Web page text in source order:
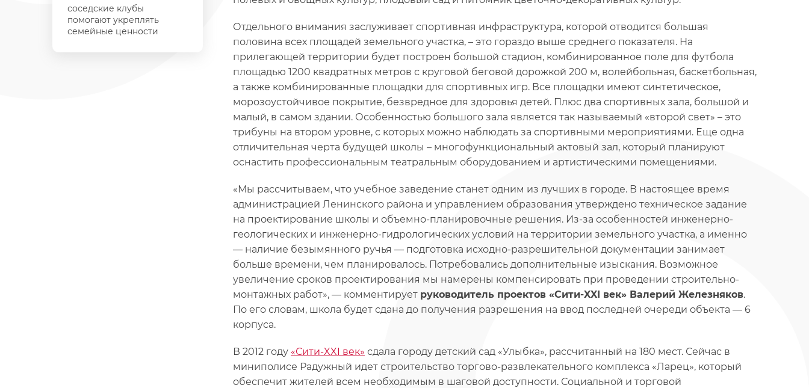
соседские клубы
помогают укреплять
семейные ценности
Отдельного внимания заслуживает спортивная инфраструктура, которой отводится большая
половина всех площадей земельного участка, – это гораздо выше среднего показателя. На
прилегающей территории будет построен большой стадион, комбинированное поле для футбола
площадью 1200 квадратных метров с круговой беговой дорожкой 200 м, волейбольная, баскетбольная,
а также комбинированные площадки для спортивных игр. Все площадки имеют синтетическое,
морозоустойчивое покрытие, безвредное для здоровья детей. Плюс два спортивных зала, большой и
малый, в самом здании. Особенностью большого зала является так называемый «второй свет» – это
трибуны на втором уровне, с которых можно наблюдать за спортивными мероприятиями. Еще одна
отличительная черта будущей школы – многофункциональный актовый зал, который планируют
оснастить профессиональным театральным оборудованием и артистическими помещениями.
«Мы рассчитываем, что учебное заведение станет одним из лучших в городе. В настоящее время
администрацией Ленинского района и управлением образования утверждено техническое задание
на проектирование школы и объемно-планировочные решения. Из-за особенностей инженерно-
геологических и инженерно-гидрологических условий на территории земельного участка, а именно
— наличие безымянного ручья — подготовка исходно-разрешительной документации занимает
больше времени, чем планировалось. Потребовались дополнительные изыскания. Возможное
увеличение сроков проектирования мы намерены компенсировать при проведении строительно-
монтажных работ», — комментирует руководитель проектов «Сити-XXI век» Валерий Железняков.
По его словам, школа будет сдана до получения разрешения на ввод последней очереди объекта — 6
корпуса.
В 2012 году «Сити-XXI век» сдала городу детский сад «Улыбка», рассчитанный на 180 мест. Сейчас в
миниполисе Радужный идет строительство торгово-развлекательного комплекса «Ларец», который
обеспечит жителей всем необходимым в шаговой доступности. Социальной и торговой